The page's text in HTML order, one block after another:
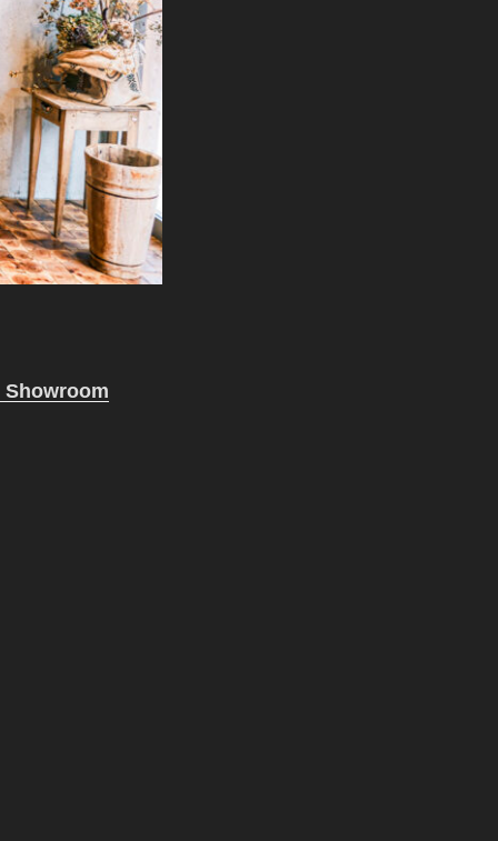
Showroom